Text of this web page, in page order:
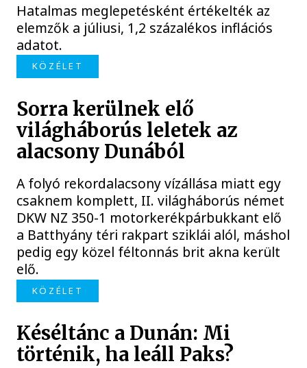
Hatalmas meglepetésként értékelték az
elemzők a júliusi, 1,2 százalékos inflációs
adatot.
KÖZÉLET
Sorra kerülnek elő
világháborús leletek az
alacsony Dunából
A folyó rekordalacsony vízállása miatt egy
csaknem komplett, II. világháborús német
DKW NZ 350-1 motorkerékpárbukkant elő
a Batthyány téri rakpart sziklái alól, máshol
pedig egy közel féltonnás brit akna került
elő.
KÖZÉLET
Késéltánc a Dunán: Mi
történik, ha leáll Paks?